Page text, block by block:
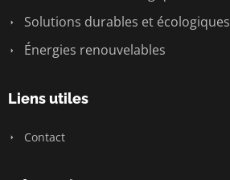
Solutions durables et écologiques
Énergies renouvelables
Liens utiles
Contact